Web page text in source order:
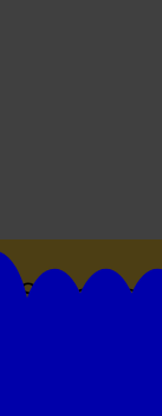
Suivez